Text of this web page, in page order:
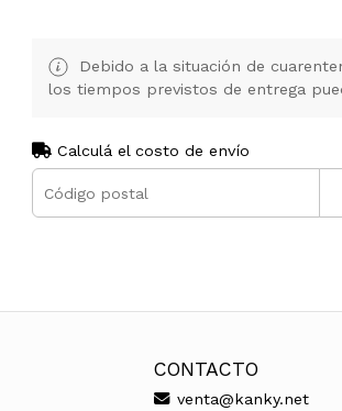
Debido a la situación de
los tiempos previstos de entrega
Calculá el costo de envío
CONTACTO
venta@kanky.net